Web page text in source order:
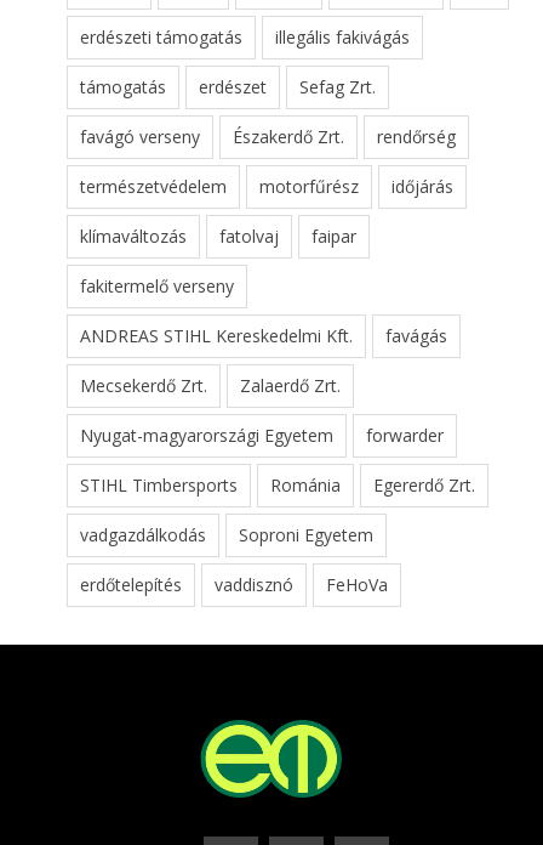
erdészeti támogatás illegális fakivágás
támogatás erdészet Sefag Zrt.
favágó verseny Északerdő Zrt. rendőrség
természetvédelem motorfűrész időjárás
klímaváltozás fatolvaj faipar
fakitermelő verseny
ANDREAS STIHL Kereskedelmi Kft. favágás
Mecsekerdő Zrt. Zalaerdő Zrt.
Nyugat-magyarországi Egyetem forwarder
STIHL Timbersports Románia Egererdő Zrt.
vadgazdálkodás Soproni Egyetem
erdőtelepítés vaddisznó FeHoVa